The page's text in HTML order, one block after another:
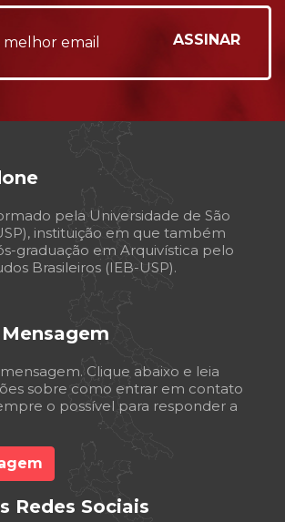
pela Universidade de São
instituição em que também
graduação em Arquivística pelo
Brasileiros (IEB-USP).
Clique abaixo e leia
sobre como entrar em contato
o possível para responder a
Redes Sociais